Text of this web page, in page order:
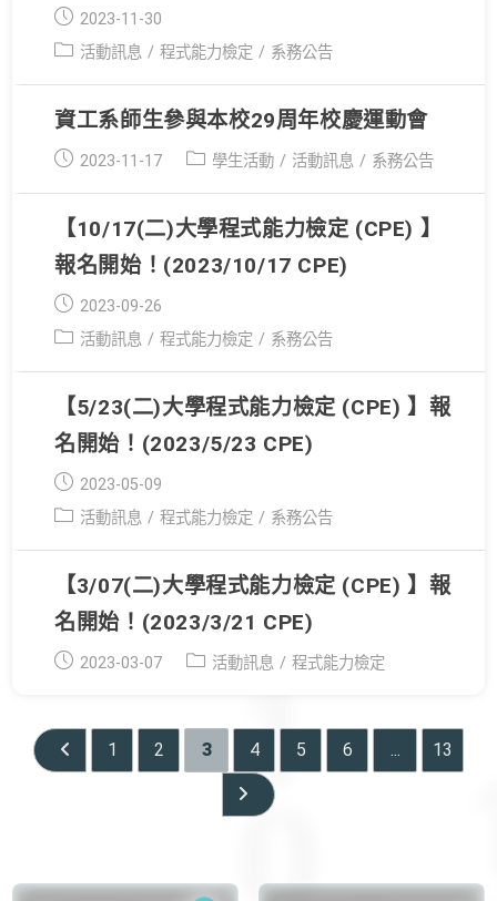
Post
published:
2023-11-30
Post
活動訊息 / 程式能力檢定 / 系務公告
資工系師生參與本校29周年校慶運動會
Post
2023-11-17Post
學生活動 / 活動訊息 / 系務公告
【10/17(二)大學程式能力檢定 (CPE) 】
報名開始！(2023/10/17 CPE)
Post
published:
2023-09-26
Post
活動訊息 / 程式能力檢定 / 系務公告
【5/23(二)大學程式能力檢定 (CPE) 】報
名開始！(2023/5/23 CPE)
Post
published:
2023-05-09
Post
活動訊息 / 程式能力檢定 / 系務公告
【3/07(二)大學程式能力檢定 (CPE) 】報
名開始！(2023/3/21 CPE)
Post
2023-03-07Post
活動訊息 / 程式能力檢定
Go to the previous page
1 2 3 4 5 6 ... 13
Go to the next page